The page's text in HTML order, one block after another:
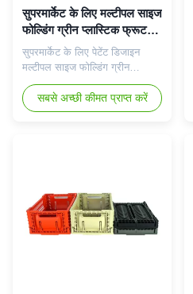
सुपरमार्केट के लिए मल्टीपल साइज
फोल्डिंग ग्रीन प्लास्टिक फ्रूट
क्रेट
सुपरमार्केट के लिए पेटेंट डिजाइन
मल्टीपल साइज फोल्डिंग ग्रीन
प्लास्टिक फ्रूट क्रेट टिकाऊ ओपन
एयर ग्रेटेड दीवारें बंधनेवाला भंडारण
प्लास्टिक स्थानांतरण टोकरा उत्पाद की
सबसे अच्छी कीमत प्राप्त करें